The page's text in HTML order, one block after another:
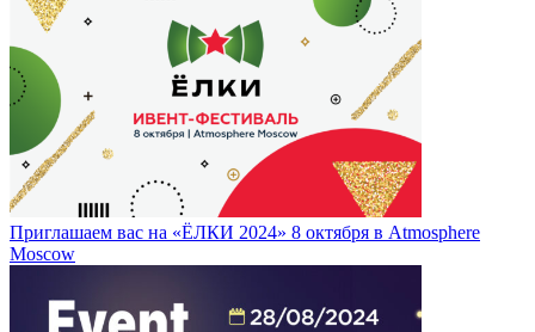
Приглашаем вас на «ЁЛКИ 2024» 8 октября в Atmosphere
Moscow